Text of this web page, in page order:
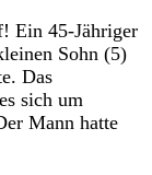
Ein 45-Jähriger
Sohn (5)
Das
sich um
Mann hatte